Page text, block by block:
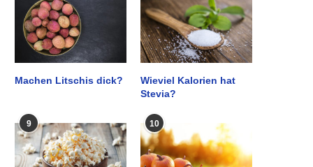
Machen Litschis dick?
Wieviel Kalorien hat
Stevia?
9 10